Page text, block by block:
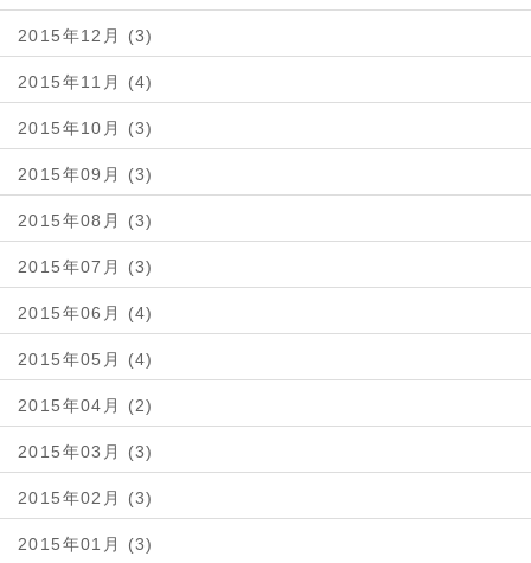
2015年12月 (3)
2015年11月 (4)
2015年10月 (3)
2015年09月 (3)
2015年08月 (3)
2015年07月 (3)
2015年06月 (4)
2015年05月 (4)
2015年04月 (2)
2015年03月 (3)
2015年02月 (3)
2015年01月 (3)